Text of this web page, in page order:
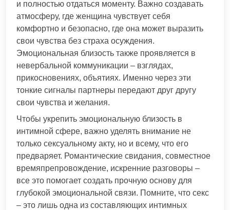
и полностью отдаться моменту. Важно создавать
атмосферу, где женщина чувствует себя
комфортно и безопасно, где она может выразить
свои чувства без страха осуждения.
Эмоциональная близость также проявляется в
невербальной коммуникации – взглядах,
прикосновениях, объятиях. Именно через эти
тонкие сигналы партнеры передают друг другу
свои чувства и желания.
Чтобы укрепить эмоциональную близость в
интимной сфере, важно уделять внимание не
только сексуальному акту, но и всему, что его
предваряет. Романтические свидания, совместное
времяпрепровождение, искренние разговоры –
все это помогает создать прочную основу для
глубокой эмоциональной связи. Помните, что секс
– это лишь одна из составляющих интимных